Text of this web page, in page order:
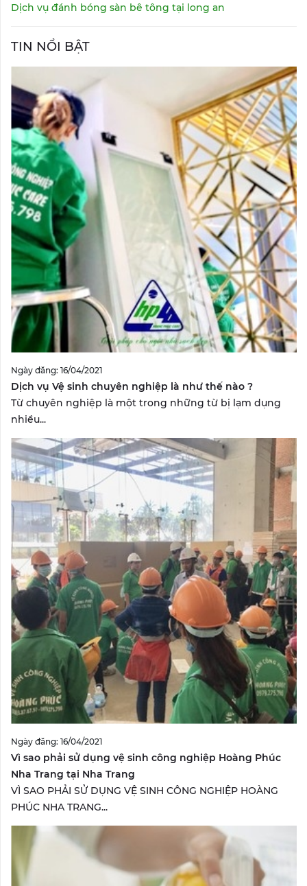
Dịch vụ đánh bóng sàn bê tông tại long an
TIN NỔI BẬT
Ngày đăng: 16/04/2021
Dịch vụ Vệ sinh chuyên nghiệp là như thế nào ?
Từ chuyên nghiệp là một trong những từ bị lạm dụng
nhiều...
Ngày đăng: 16/04/2021
Vì sao phải sử dụng vệ sinh công nghiệp Hoàng Phúc
Nha Trang tại Nha Trang
VÌ SAO PHẢI SỬ DỤNG VỆ SINH CÔNG NGHIỆP HOÀNG
PHÚC NHA TRANG...